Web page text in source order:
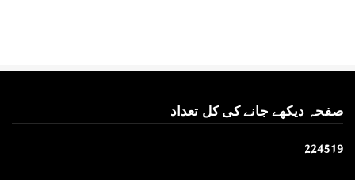
صفحہ دیکھے جانے کی کل تعداد
224519